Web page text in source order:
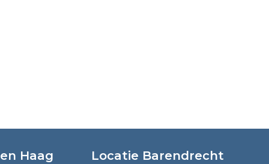
Haag Locatie Barendrecht